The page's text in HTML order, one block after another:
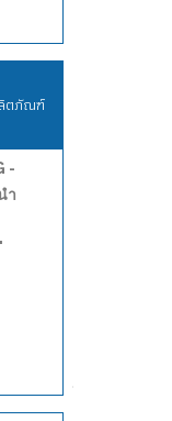
ตภัณฑ์
-
ำ